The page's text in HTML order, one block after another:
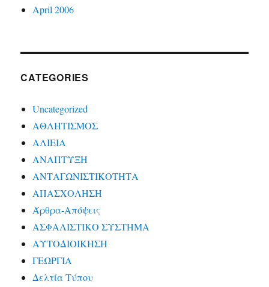
April 2006
CATEGORIES
Uncategorized
ΑΘΛΗΤΙΣΜΟΣ
ΑΛΙΕΙΑ
ΑΝΑΠΤΥΞΗ
ΑΝΤΑΓΩΝΙΣΤΙΚΟΤΗΤΑ
ΑΠΑΣΧΟΛΗΣΗ
Άρθρα-Απόψεις
ΑΣΦΑΛΙΣΤΙΚΟ ΣΥΣΤΗΜΑ
ΑΥΤΟΔΙΟΙΚΗΣΗ
ΓΕΩΡΓΙΑ
Δελτία Τύπου